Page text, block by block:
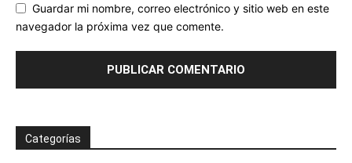
Guardar mi nombre, correo electrónico y sitio web en este
navegador la próxima vez que comente.
Categorías